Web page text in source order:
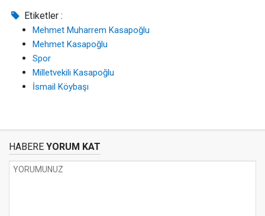
Etiketler :
Mehmet Muharrem Kasapoğlu
Mehmet Kasapoğlu
Spor
Milletvekili Kasapoğlu
İsmail Köybaşı
HABERE YORUM KAT